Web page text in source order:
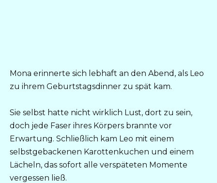
Mona erinnerte sich lebhaft an den Abend, als Leo
zu ihrem Geburtstagsdinner zu spät kam.
Sie selbst hatte nicht wirklich Lust, dort zu sein,
doch jede Faser ihres Körpers brannte vor
Erwartung. Schließlich kam Leo mit einem
selbstgebackenen Karottenkuchen und einem
Lächeln, das sofort alle verspäteten Momente
vergessen ließ.